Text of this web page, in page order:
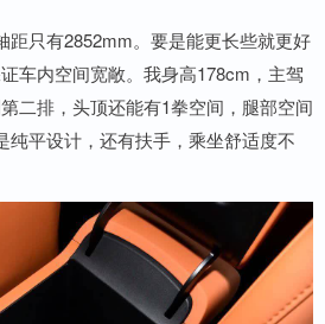
距只有2852mm。要是能更长些就更好
车内空间宽敞。我身高178cm，主驾
二排，头顶还能有1拳空间，腿部空间
纯平设计，还有扶手，乘坐舒适度不